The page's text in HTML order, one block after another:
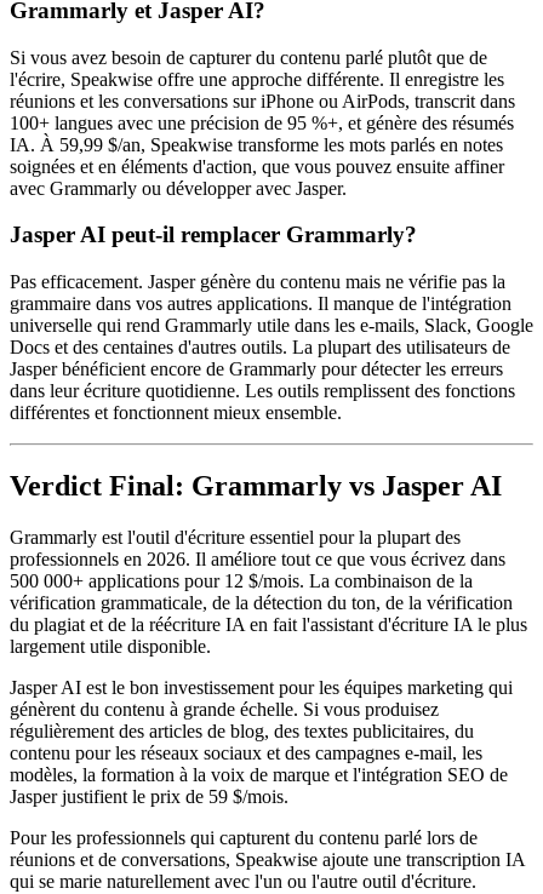
Grammarly et Jasper AI?
Si vous avez besoin de capturer du contenu parlé plutôt que de
l'écrire, Speakwise offre une approche différente. Il enregistre les
réunions et les conversations sur iPhone ou AirPods, transcrit dans
100+ langues avec une précision de 95 %+, et génère des résumés
IA. À 59,99 $/an, Speakwise transforme les mots parlés en notes
soignées et en éléments d'action, que vous pouvez ensuite affiner
avec Grammarly ou développer avec Jasper.
Jasper AI peut-il remplacer Grammarly?
Pas efficacement. Jasper génère du contenu mais ne vérifie pas la
grammaire dans vos autres applications. Il manque de l'intégration
universelle qui rend Grammarly utile dans les e-mails, Slack, Google
Docs et des centaines d'autres outils. La plupart des utilisateurs de
Jasper bénéficient encore de Grammarly pour détecter les erreurs
dans leur écriture quotidienne. Les outils remplissent des fonctions
différentes et fonctionnent mieux ensemble.
Verdict Final: Grammarly vs Jasper AI
Grammarly est l'outil d'écriture essentiel pour la plupart des
professionnels en 2026. Il améliore tout ce que vous écrivez dans
500 000+ applications pour 12 $/mois. La combinaison de la
vérification grammaticale, de la détection du ton, de la vérification
du plagiat et de la réécriture IA en fait l'assistant d'écriture IA le plus
largement utile disponible.
Jasper AI est le bon investissement pour les équipes marketing qui
génèrent du contenu à grande échelle. Si vous produisez
régulièrement des articles de blog, des textes publicitaires, du
contenu pour les réseaux sociaux et des campagnes e-mail, les
modèles, la formation à la voix de marque et l'intégration SEO de
Jasper justifient le prix de 59 $/mois.
Pour les professionnels qui capturent du contenu parlé lors de
réunions et de conversations, Speakwise ajoute une transcription IA
qui se marie naturellement avec l'un ou l'autre outil d'écriture.